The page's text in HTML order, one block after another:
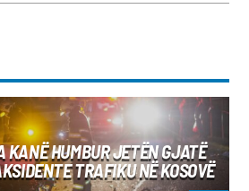
KANË HUMBUR JETËN GJATË
TRAFIKU NË KOSOVË